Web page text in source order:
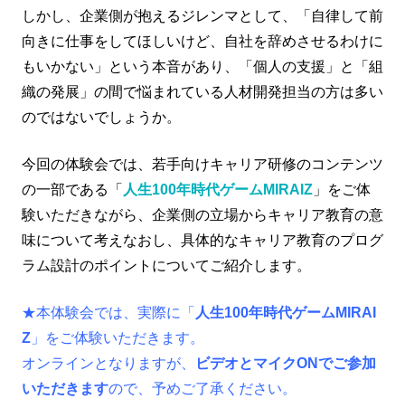
しかし、企業側が抱えるジレンマとして、「自律して前
向きに仕事をしてほしいけど、自社を辞めさせるわけに
もいかない」という本音があり、「個人の支援」と「組
織の発展」の間で悩まれている人材開発担当の方は多い
のではないでしょうか。
今回の体験会では、若手向けキャリア研修のコンテンツ
の一部である「 人生100年時代ゲームMIRAIZ 」をご体
験いただきながら、企業側の立場からキャリア教育の意
味について考えなおし、具体的なキャリア教育のプログ
ラム設計のポイントについてご紹介します。
★本体験会では、実際に「 人生100年時代ゲームMIRAI
Z 」をご体験いただきます。
オンラインとなりますが、
ビデオとマイクONでご参加
いただきますので、予めご了承ください。